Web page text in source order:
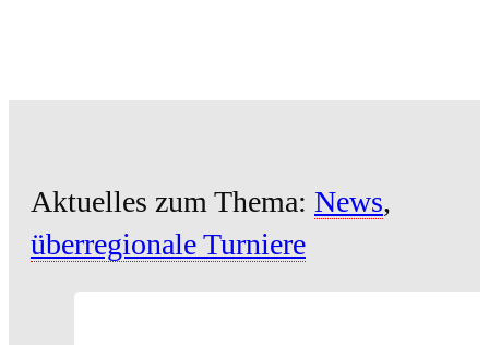
Aktuelles zum Thema: News,
überregionale Turniere